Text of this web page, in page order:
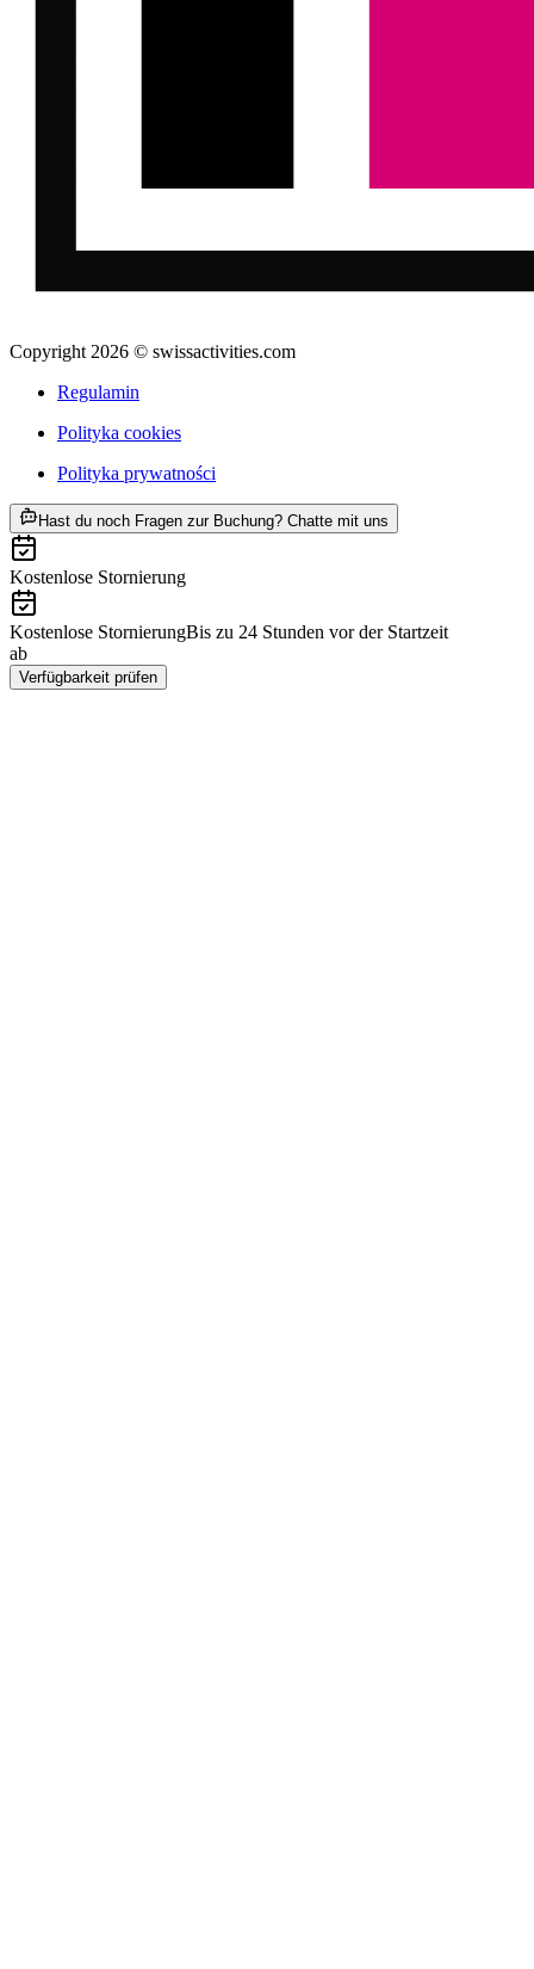
Copyright 2026 © swissactivities.com
Regulamin
Polityka cookies
Polityka prywatności
Hast du noch Fragen zur Buchung? Chatte mit uns
Kostenlose Stornierung
Kostenlose StornierungBis zu 24 Stunden vor der Startzeit
ab
Verfügbarkeit prüfen